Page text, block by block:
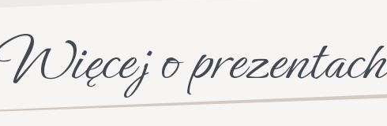
Więcej o prezentach